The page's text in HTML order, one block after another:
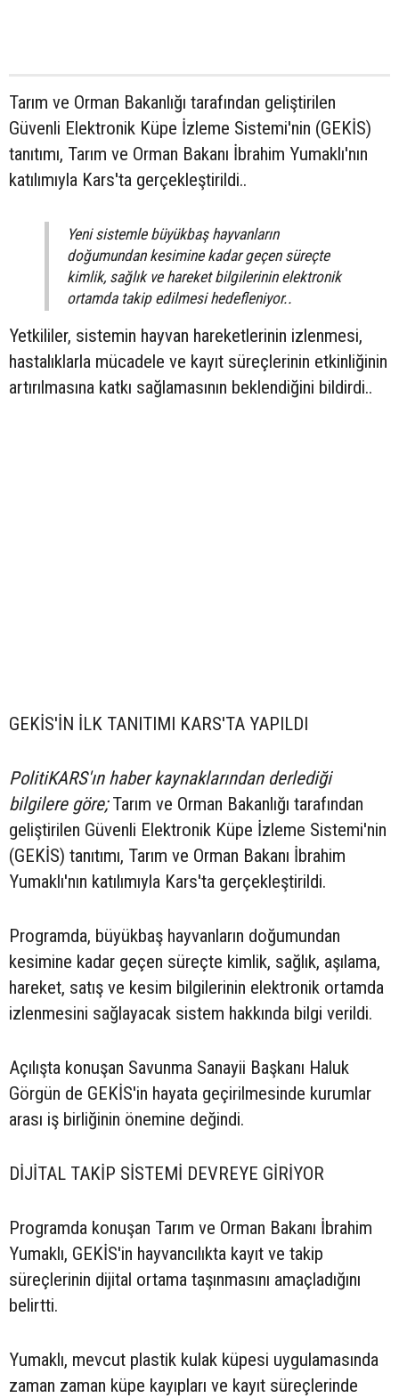
Tarım ve Orman Bakanlığı tarafından geliştirilen
Güvenli Elektronik Küpe İzleme Sistemi'nin (GEKİS)
tanıtımı, Tarım ve Orman Bakanı İbrahim Yumaklı'nın
katılımıyla Kars'ta gerçekleştirildi..
Yeni sistemle büyükbaş hayvanların
doğumundan kesimine kadar geçen süreçte
kimlik, sağlık ve hareket bilgilerinin elektronik
ortamda takip edilmesi hedefleniyor..
Yetkililer, sistemin hayvan hareketlerinin izlenmesi,
hastalıklarla mücadele ve kayıt süreçlerinin etkinliğinin
artırılmasına katkı sağlamasının beklendiğini bildirdi..
GEKİS'İN İLK TANITIMI KARS'TA YAPILDI
PolitiKARS'ın haber kaynaklarından derlediği
bilgilere göre;Tarım ve Orman Bakanlığı tarafından
geliştirilen Güvenli Elektronik Küpe İzleme Sistemi'nin
(GEKİS) tanıtımı, Tarım ve Orman Bakanı İbrahim
Yumaklı'nın katılımıyla Kars'ta gerçekleştirildi.
Programda, büyükbaş hayvanların doğumundan
kesimine kadar geçen süreçte kimlik, sağlık, aşılama,
hareket, satış ve kesim bilgilerinin elektronik ortamda
izlenmesini sağlayacak sistem hakkında bilgi verildi.
Açılışta konuşan Savunma Sanayii Başkanı Haluk
Görgün de GEKİS'in hayata geçirilmesinde kurumlar
arası iş birliğinin önemine değindi.
DİJİTAL TAKİP SİSTEMİ DEVREYE GİRİYOR
Programda konuşan Tarım ve Orman Bakanı İbrahim
Yumaklı, GEKİS'in hayvancılıkta kayıt ve takip
süreçlerinin dijital ortama taşınmasını amaçladığını
belirtti.
Yumaklı, mevcut plastik kulak küpesi uygulamasında
zaman zaman küpe kayıpları ve kayıt süreçlerinde